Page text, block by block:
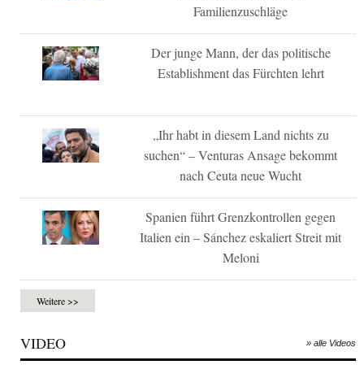
Familienzuschläge
Der junge Mann, der das politische
Establishment das Fürchten lehrt
„Ihr habt in diesem Land nichts zu
suchen“ – Venturas Ansage bekommt
nach Ceuta neue Wucht
Spanien führt Grenzkontrollen gegen
Italien ein – Sánchez eskaliert Streit mit
Meloni
Weitere >>
VIDEO » alle Videos